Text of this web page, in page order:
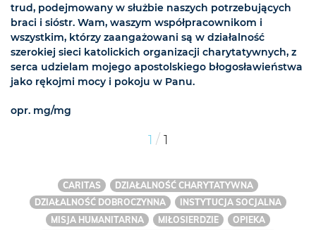
trud, podejmowany w służbie naszych potrzebujących
braci i sióstr. Wam, waszym współpracownikom i
wszystkim, którzy zaangażowani są w działalność
szerokiej sieci katolickich organizacji charytatywnych, z
serca udzielam mojego apostolskiego błogosławieństwa
jako rękojmi mocy i pokoju w Panu.
opr. mg/mg
1 / 1
CARITAS
DZIAŁALNOŚĆ CHARYTATYWNA
DZIAŁALNOŚĆ DOBROCZYNNA
INSTYTUCJA SOCJALNA
MISJA HUMANITARNA
MIŁOSIERDZIE
OPIEKA